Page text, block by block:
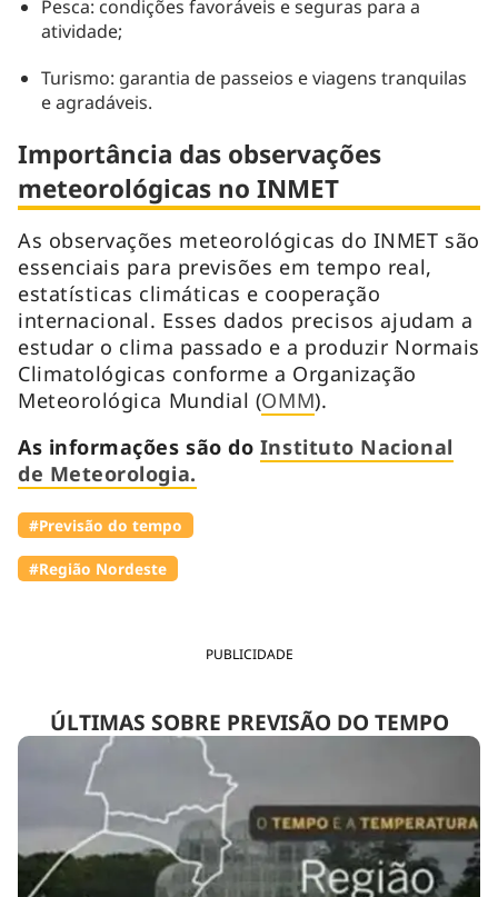
PUBLICIDADE
ÚLTIMAS SOBRE PREVISÃO DO TEMPO
Pesca: condições favoráveis e seguras para a
atividade;
Turismo: garantia de passeios e viagens tranquilas
e agradáveis.
Importância das observações
meteorológicas no INMET
As observações meteorológicas do INMET são
essenciais para previsões em tempo real,
estatísticas climáticas e cooperação
internacional. Esses dados precisos ajudam a
estudar o clima passado e a produzir Normais
Climatológicas conforme a Organização
Meteorológica Mundial (OMM).
As informações são do Instituto Nacional
de Meteorologia.
#Previsão do tempo
#Região Nordeste